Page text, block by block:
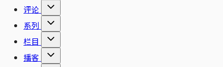
评论
系列
栏目
播客